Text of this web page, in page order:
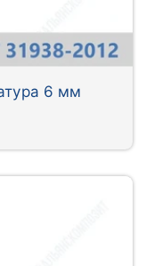
6 мм